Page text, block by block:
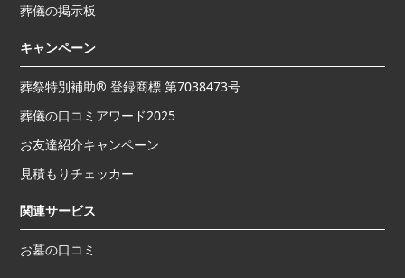
葬儀の掲示板
キャンペーン
葬祭特別補助® 登録商標 第7038473号
葬儀の口コミアワード2025
お友達紹介キャンペーン
見積もりチェッカー
関連サービス
お墓の口コミ